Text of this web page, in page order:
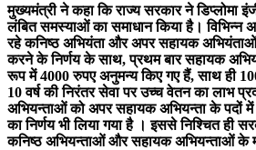
मुख्यमंत्री ने कहा कि राज्य सरकार ने डिप्लोमा
लंबित समस्याओं का समाधान किया है। विभिन्न
रहे कनिष्ठ अभियंता और अपर सहायक अभियंताओं
करने के निर्णय के साथ, प्रथम बार सहायक
रूप में 4000 रुपए अनुमन्य किए गए हैं, साथ ही
10 वर्ष की निरंतर सेवा पर उच्च वेतन का लाभ
अभियन्ताओं को अपर सहायक अभियन्ता के पदों
का निर्णय भी लिया गया है । इससे निश्चित ही
कनिष्ठ अभियन्ताओं और सहायक अभियन्ताओं के